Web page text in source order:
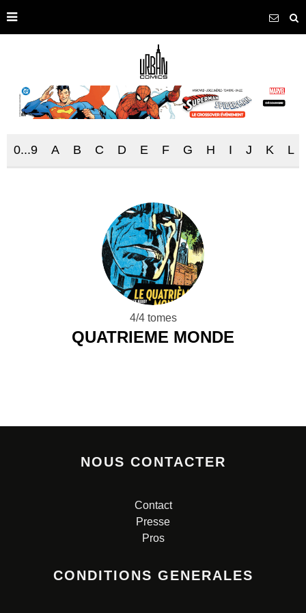
0...9 A B C D E F G H I J K L
4/4 tomes
QUATRIEME MONDE
NOUS CONTACTER
Contact
Presse
Pros
CONDITIONS GENERALES